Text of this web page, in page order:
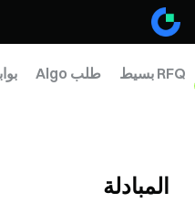
RFQ بسيط طلب Algo
المبادلة